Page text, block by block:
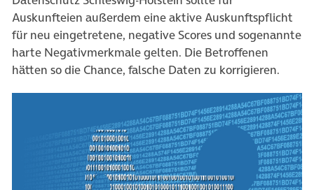
Auskunfteien außerdem eine aktive Auskunftspflicht
für neu eingetretene, negative Scores und sogenannte
harte Negativmerkmale gelten. Die Betroffenen
hätten so die Chance, falsche Daten zu korrigieren.